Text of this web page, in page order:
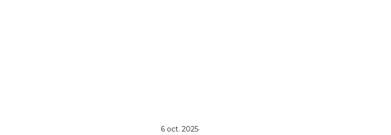
6 oct. 2025·